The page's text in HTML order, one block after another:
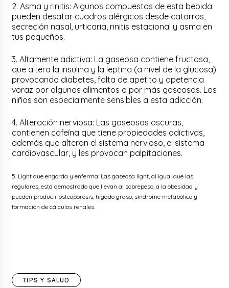
2. Asma y rinitis: Algunos compuestos de esta bebida
pueden desatar cuadros alérgicos desde catarros,
secreción nasal, urticaria, rinitis estacional y asma en
tus pequeños.
3. Altamente adictiva: La gaseosa contiene fructosa,
que altera la insulina y la leptina (a nivel de la glucosa)
provocando diabetes, falta de apetito y apetencia
voraz por algunos alimentos o por más gaseosas. Los
niños son especialmente sensibles a esta adicción.
4. Alteración nerviosa: Las gaseosas oscuras,
contienen cafeína que tiene propiedades adictivas,
además que alteran el sistema nervioso, el sistema
cardiovascular, y les provocan palpitaciones.
5. Light que engorda y enferma: Las gaseosa light, al igual que las
regulares, está demostrado que llevan al sobrepeso, a la obesidad y
pueden producir osteoporosis, hígado graso, síndrome metabólico y
formación de cálculos renales.
TIPS Y SALUD